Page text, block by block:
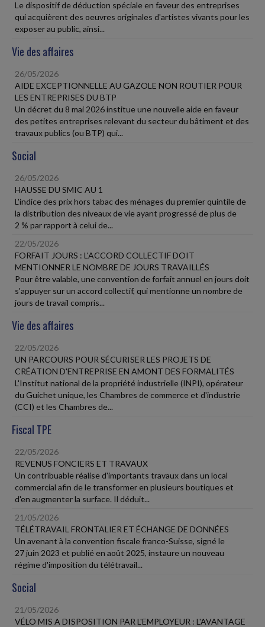
Le dispositif de déduction spéciale en faveur des entreprises
qui acquièrent des oeuvres originales d'artistes vivants pour les
exposer au public, ainsi...
Vie des affaires
26/05/2026
AIDE EXCEPTIONNELLE AU GAZOLE NON ROUTIER POUR
LES ENTREPRISES DU BTP
Un décret du 8 mai 2026 institue une nouvelle aide en faveur
des petites entreprises relevant du secteur du bâtiment et des
travaux publics (ou BTP) qui...
Social
26/05/2026
HAUSSE DU SMIC AU 1
L'indice des prix hors tabac des ménages du premier quintile de
la distribution des niveaux de vie ayant progressé de plus de
2 % par rapport à celui de...
22/05/2026
FORFAIT JOURS : L'ACCORD COLLECTIF DOIT
MENTIONNER LE NOMBRE DE JOURS TRAVAILLÉS
Pour être valable, une convention de forfait annuel en jours doit
s'appuyer sur un accord collectif, qui mentionne un nombre de
jours de travail compris...
Vie des affaires
22/05/2026
UN PARCOURS POUR SÉCURISER LES PROJETS DE
CRÉATION D'ENTREPRISE EN AMONT DES FORMALITÉS
L'Institut national de la propriété industrielle (INPI), opérateur
du Guichet unique, les Chambres de commerce et d'industrie
(CCI) et les Chambres de...
Fiscal TPE
22/05/2026
REVENUS FONCIERS ET TRAVAUX
Un contribuable réalise d'importants travaux dans un local
commercial afin de le transformer en plusieurs boutiques et
d'en augmenter la surface. Il déduit...
21/05/2026
TÉLÉTRAVAIL FRONTALIER ET ÉCHANGE DE DONNÉES
Un avenant à la convention fiscale franco-Suisse, signé le
27 juin 2023 et publié en août 2025, instaure un nouveau
régime d'imposition du télétravail...
Social
21/05/2026
VÉLO MIS A DISPOSITION PAR L'EMPLOYEUR : L'AVANTAGE